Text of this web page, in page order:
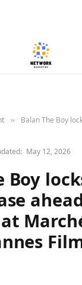
» Balan The Boy locks June 19, 2026 release
May 12, 2026
Boy